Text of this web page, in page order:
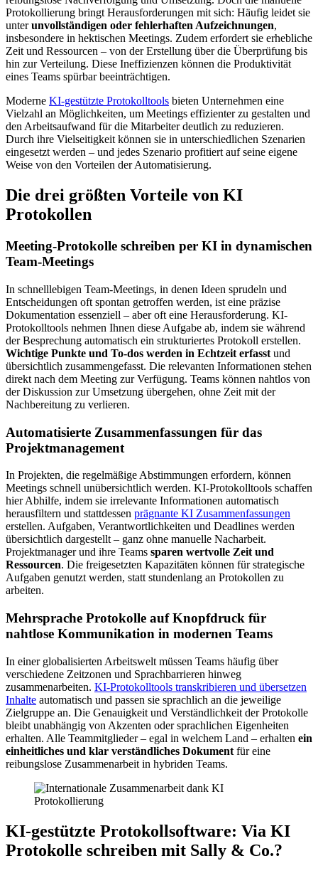
Protokollierung bringt Herausforderungen mit sich: Häufig leidet sie
unterunvollständigen oder fehlerhaften Aufzeichnungen,
insbesondere in hektischen Meetings. Zudem erfordert sie erhebliche
Zeit und Ressourcen – von der Erstellung über die Überprüfung bis
hin zur Verteilung. Diese Ineffizienzen können die Produktivität
eines Teams spürbar beeinträchtigen.
Moderne KI-gestützte Protokolltools bieten Unternehmen eine
Vielzahl an Möglichkeiten, um Meetings effizienter zu gestalten und
den Arbeitsaufwand für die Mitarbeiter deutlich zu reduzieren.
Durch ihre Vielseitigkeit können sie in unterschiedlichen Szenarien
eingesetzt werden – und jedes Szenario profitiert auf seine eigene
Weise von den Vorteilen der Automatisierung.
Die drei größten Vorteile von KI
Protokollen
Meeting-Protokolle schreiben per KI in dynamischen
Team-Meetings
In schnelllebigen Team-Meetings, in denen Ideen sprudeln und
Entscheidungen oft spontan getroffen werden, ist eine präzise
Dokumentation essenziell – aber oft eine Herausforderung. KI-
Protokolltools nehmen Ihnen diese Aufgabe ab, indem sie während
der Besprechung automatisch ein strukturiertes Protokoll erstellen.
Wichtige Punkte und To-dos werden in Echtzeit erfasst und
übersichtlich zusammengefasst. Die relevanten Informationen stehen
direkt nach dem Meeting zur Verfügung. Teams können nahtlos von
der Diskussion zur Umsetzung übergehen, ohne Zeit mit der
Nachbereitung zu verlieren.
Automatisierte Zusammenfassungen für das
Projektmanagement
In Projekten, die regelmäßige Abstimmungen erfordern, können
Meetings schnell unübersichtlich werden. KI-Protokolltools schaffen
hier Abhilfe, indem sie irrelevante Informationen automatisch
herausfiltern und stattdessen prägnante KI Zusammenfassungen
erstellen. Aufgaben, Verantwortlichkeiten und Deadlines werden
übersichtlich dargestellt – ganz ohne manuelle Nacharbeit.
Projektmanager und ihre Teams sparen wertvolle Zeit und
Ressourcen. Die freigesetzten Kapazitäten können für strategische
Aufgaben genutzt werden, statt stundenlang an Protokollen zu
arbeiten.
Mehrsprache Protokolle auf Knopfdruck für
nahtlose Kommunikation in modernen Teams
In einer globalisierten Arbeitswelt müssen Teams häufig über
verschiedene Zeitzonen und Sprachbarrieren hinweg
zusammenarbeiten. KI-Protokolltools transkribieren und übersetzen
Inhalte automatisch und passen sie sprachlich an die jeweilige
Zielgruppe an. Die Genauigkeit und Verständlichkeit der Protokolle
bleibt unabhängig von Akzenten oder sprachlichen Eigenheiten
erhalten. Alle Teammitglieder – egal in welchem Land – erhalten ein
einheitliches und klar verständliches Dokument für eine
reibungslose Zusammenarbeit in hybriden Teams.
KI-gestützte Protokollsoftware: Via KI
Protokolle schreiben mit Sally & Co.?